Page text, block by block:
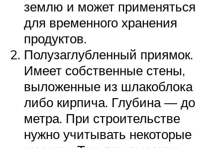
землю и может применяться
для временного хранения
продуктов.
Полузаглубленный приямок.
Имеет собственные стены,
выложенные из шлакоблока
либо кирпича. Глубина — до
метра. При строительстве
нужно учитывать некоторые